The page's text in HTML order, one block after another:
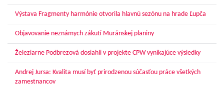
Výstava Fragmenty harmónie otvorila hlavnú sezónu na hrade Ľupča
Objavovanie neznámych zákutí Muránskej planiny
Železiarne Podbrezová dosiahli v projekte CPW vynikajúce výsledky
Andrej Jursa: Kvalita musí byť prirodzenou súčasťou práce všetkých
zamestnancov